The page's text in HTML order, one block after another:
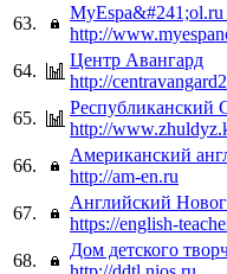
63.
MyEspa&#241;ol.ru
http://
64.
Центр Авангард
http://
65.
Республиканский
http://
66.
Американский
http://am-en.ru
67.
Английский
https://english-
68.
Дом детского